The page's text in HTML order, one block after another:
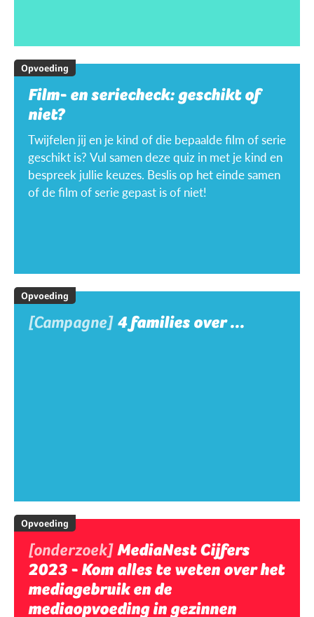
Opvoeding
Film- en seriecheck: geschikt of
niet?
Twijfelen jij en je kind of die bepaalde film of serie
geschikt is? Vul samen deze quiz in met je kind en
bespreek jullie keuzes. Beslis op het einde samen
of de film of serie gepast is of niet!
Opvoeding
[Campagne] 4 families over ...
Opvoeding
[onderzoek]MediaNest Cijfers
2023 - Kom alles te weten over het
mediagebruik en de
mediaopvoeding in gezinnen